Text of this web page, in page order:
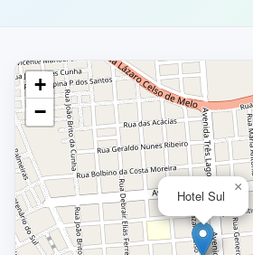
Hotel Sul
×
+
−